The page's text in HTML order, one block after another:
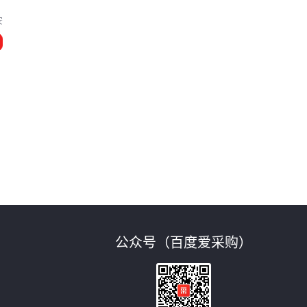
公众号（百度爱采购）